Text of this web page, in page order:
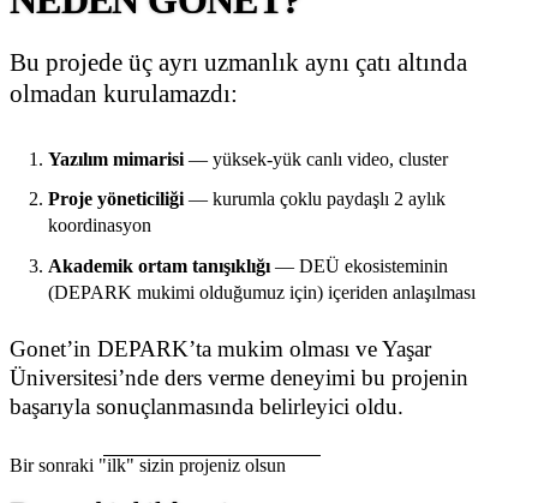
Bu projede üç ayrı uzmanlık aynı çatı altında
olmadan kurulamazdı:
Yazılım mimarisi — yüksek-yük canlı video, cluster
Proje yöneticiliği — kurumla çoklu paydaşlı 2 aylık
koordinasyon
Akademik ortam tanışıklığı — DEÜ ekosisteminin
(DEPARK mukimi olduğumuz için) içeriden anlaşılması
Gonet’in DEPARK’ta mukim olması ve Yaşar
Üniversitesi’nde ders verme deneyimi bu projenin
başarıyla sonuçlanmasında belirleyici oldu.
Bir sonraki "ilk" sizin projeniz olsun